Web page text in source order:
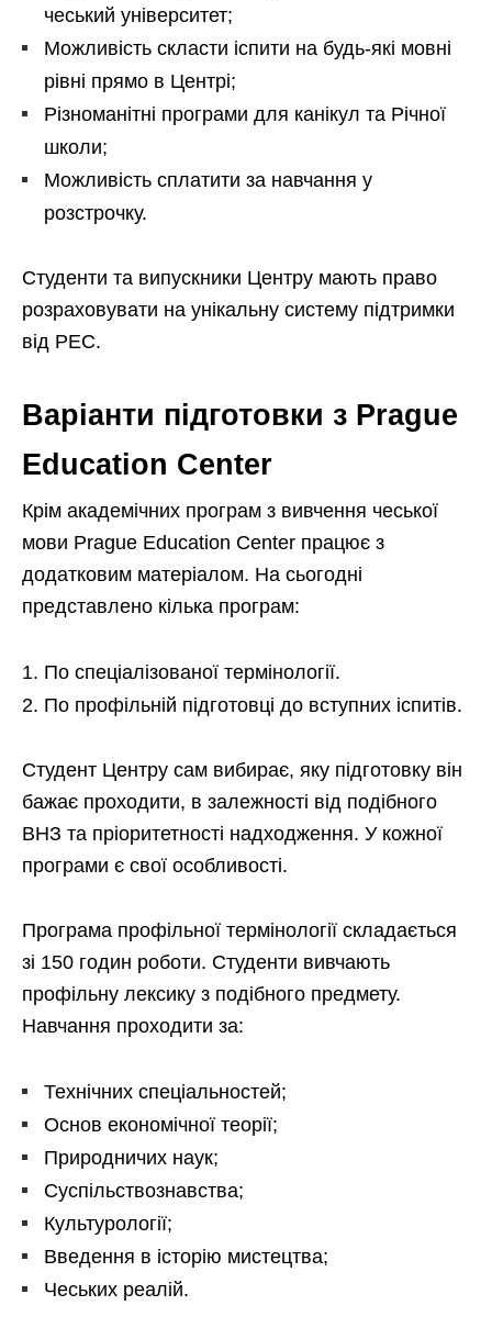
чеський університет;
Можливість скласти іспити на будь-які мовні
рівні прямо в Центрі;
Різноманітні програми для канікул та Річної
школи;
Можливість сплатити за навчання у
розстрочку.
Студенти та випускники Центру мають право
розраховувати на унікальну систему підтримки
від PEC.
Варіанти підготовки з Prague
Education Center
Крім академічних програм з вивчення чеської
мови Prague Education Center працює з
додатковим матеріалом. На сьогодні
представлено кілька програм:
По спеціалізованої термінології.
По профільній підготовці до вступних іспитів.
Студент Центру сам вибирає, яку підготовку він
бажає проходити, в залежності від подібного
ВНЗ та пріоритетності надходження. У кожної
програми є свої особливості.
Програма профільної термінології складається
зі 150 годин роботи. Студенти вивчають
профільну лексику з подібного предмету.
Навчання проходити за:
Технічних спеціальностей;
Основ економічної теорії;
Природничих наук;
Суспільствознавства;
Культурології;
Введення в історію мистецтва;
Чеських реалій.